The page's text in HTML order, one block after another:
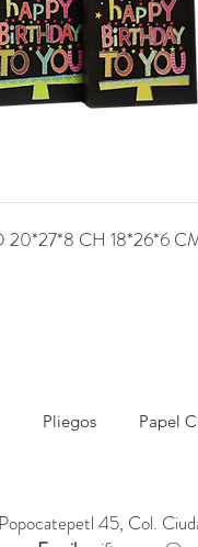
20*27*8 CH 18*26*6
Pliegos Papel
45, Col.